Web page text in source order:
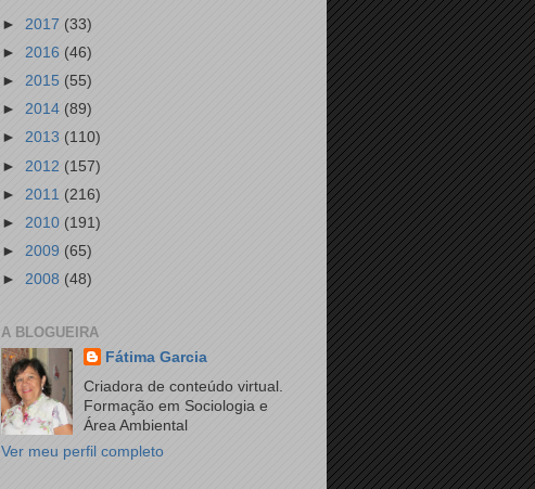
► 2017 (33)
► 2016 (46)
► 2015 (55)
► 2014 (89)
► 2013 (110)
► 2012 (157)
► 2011 (216)
► 2010 (191)
► 2009 (65)
► 2008 (48)
A BLOGUEIRA
Fátima Garcia
Criadora de conteúdo virtual.
Formação em Sociologia e
Área Ambiental
Ver meu perfil completo